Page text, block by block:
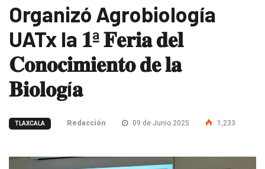
Organizó Agrobiología
UATx la 𝟏ª 𝐅𝐞𝐫𝐢𝐚 𝐝𝐞𝐥
𝐂𝐨𝐧𝐨𝐜𝐢𝐦𝐢𝐞𝐧𝐭𝐨 𝐝𝐞 𝐥𝐚
𝐁𝐢𝐨𝐥𝐨𝐠í𝐚
TLAXCALA Redacción 09 de Junio 2025 1,233